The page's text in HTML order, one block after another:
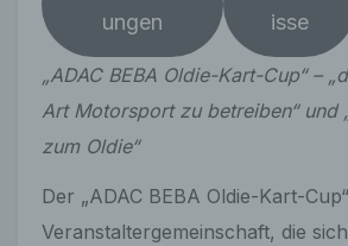
ungen
isse
„ADAC BEBA Oldie-Kart-Cup“ –
Art Motorsport zu betreiben“ und
zum Oldie“
Der „ADAC BEBA Oldie-Kart-
Veranstaltergemeinschaft, die